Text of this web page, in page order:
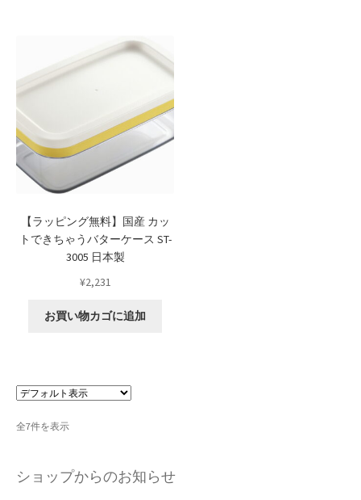
クリスマス特集
サマーセール
おすすめショップとは
スプリングセール
セール
テスト 「テーブル
プライバシーポリシー
ベンダーメンバーシップ
【ラッピング無料】国産 カッ
トできちゃうバターケース ST-
3005 日本製
¥2,231
お買い物カゴに追加
全7件を表示
ショップからのお知らせ